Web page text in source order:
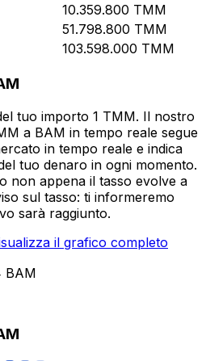
10.359.800 TMM
51.798.800 TMM
103.598.000 TMM
tuo importo 1 TMM. Il nostro
a BAM in tempo reale segue
in tempo reale e indica
tuo denaro in ogni momento.
non appena il tasso evolve a
sul tasso: ti informeremo
sarà raggiunto.
il grafico completo
BAM